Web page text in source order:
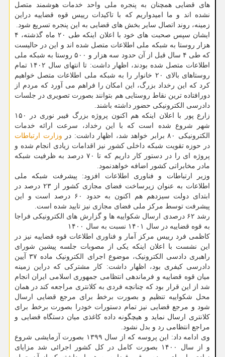
های قضایی همچنان به پنجره ملی واحد خدمات هوشمند متصل
نشده اند و ما امیدواریم که با تاکیدات رییس قوه قضاییه دراین
زمینه، روند اتصال سایر بخش های قضایی به این پنجره تسریع شود.
ایشان سپس صحبت های خود با اعلان اینکه طی ۲۰ ماه گذشته، ۴
هزار روستا به شبکه ملی اطلاعات متصل شده اند و این در حالیست
که طی ۴ سال قبل از آن حدود سه هزار و ۵۰۰ روستا به شبکه ملی
اطلاعات متصل شده بودند، اظهار داشت: تا انتهای سال ۱۴۰۲ تمام
روستاهای بالای ۲۰ خانوار را به شبکه ملی اطلاعات متصل خواهیم
کرد که این رخداد بزرگ، این امکان را فراهم می آورد که مردم از
دورافتاده ترین نقاط روستایی هم بتوانند بصورت تصویری در جلسات
دادرسی الکترونیکی حضور داشته باشند.
زارع پور با اعلان اینکه هم اکنون پروژه بزرگ فیبر نوری در ۱۵۰
شهر شروع شده است که با این رخداد، سرعت ارائه خدمات
الکترونیکی ۸۰ برابر خواهد شد، اظهار داشت: در
وزارت ارتباطات
در حوزه تقویت شبکه داخلی کشور نیز اقدامات زیادی انجام شده و
پروژه ای را در دستور کار داریم که تا ۷۰ درصد به ظرفیت شبکه
مادر مخابراتی کشور اضافه خواهدنمود.
وزیر ارتباطات و فناوری اطلاعات افزود: پیشرفت شبکه ملی
اطلاعات به عنوان زیرساخت فضای مجازی کشور از ۲۳ درصد در
ابتدای دولت سیزدهم هم اکنون به حدود ۶۰ درصد است و این
پیشرفت توسط مرکز ملی فضای مجازی نیز تایید شده است.
رشد ۶۲ درصدی ارسال شکواییه ها و گزارش های الکترونیکی فراجا
به قوه قضاییه در سال ۱۴۰۱ نسبت به سال ۱۴۰۰
کاظمی فرد رییس مرکز آمار و فناوری اطلاعات قوه قضاییه نیز در
این نشست با اعلان اینکه یکی از مصوبات جلسه پیشین شورای
راهبری دادسی الکترونیک، موضوع اجرای الکترونیک ماده ۳۷ آیین
دادرسی کیفری بود، اظهار داشت: کار مشترکی که دراین زمینه
میان قوه قضاییه و فرماندهی انتظامی جمهوری اسلامی ایران انجام
شد از این قرار بود که چنانچه فردی به کلانتری مراجعه کند در همان
محل شکواییه تنظیم و بصورت برخط برای مرجع قضایی ارسال
شود و مرجع قضایی نیز تمام دستورات خودرا بصورت برخط برای
کلانتری ارسال نماید و هیچگونه داده کاغذی میان دستگاه قضایی و
مراجع انتظامی رد و بدل نشود.
وی ادامه داد: این پروسه که از سال ۱۳۹۹ بصورت آزمایشی شروع
و از سال ۱۴۰۰ بصورت کامل در کل کشور اجرائی شد مزایای